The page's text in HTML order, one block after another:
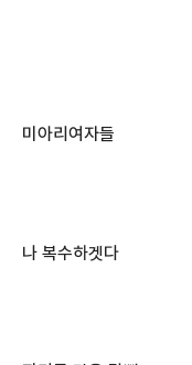
미아리여자들
나 복수하겟다